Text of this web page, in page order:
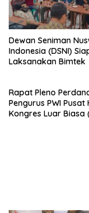
Dewan Seniman
Indonesia (DSNI)
Laksanakan Bimtek
Rapat Pleno
Pengurus PWI Pusat
Kongres Luar Biasa